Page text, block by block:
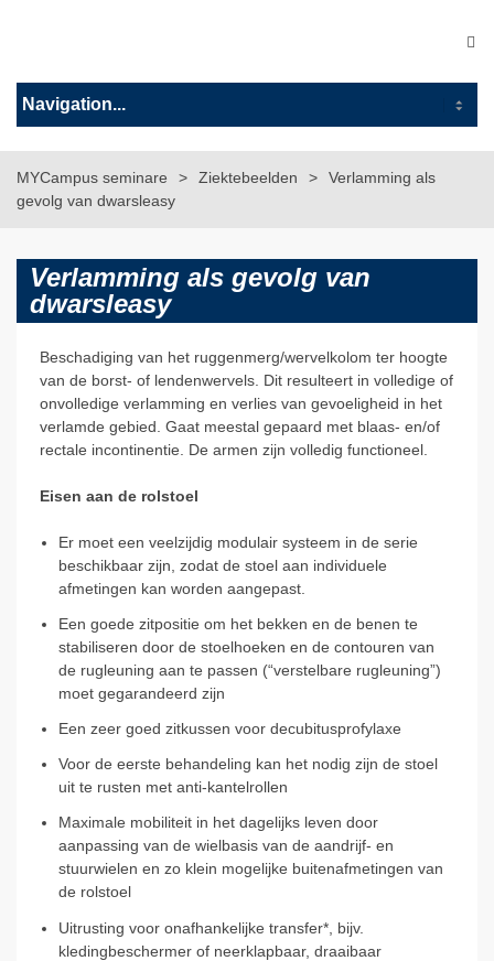
MYCampus seminare Ziektebeelden
Verlamming als
gevolg van dwarsleasy
Verlamming als gevolg van
dwarsleasy
Beschadiging van het ruggenmerg/wervelkolom ter hoogte
van de borst- of lendenwervels. Dit resulteert in volledige of
onvolledige verlamming en verlies van gevoeligheid in het
verlamde gebied. Gaat meestal gepaard met blaas- en/of
rectale incontinentie. De armen zijn volledig functioneel.
Eisen aan de rolstoel
Er moet een veelzijdig modulair systeem in de serie
beschikbaar zijn, zodat de stoel aan individuele
afmetingen kan worden aangepast.
Een goede zitpositie om het bekken en de benen te
stabiliseren door de stoelhoeken en de contouren van
de rugleuning aan te passen (“verstelbare rugleuning”)
moet gegarandeerd zijn
Een zeer goed zitkussen voor decubitusprofylaxe
Voor de eerste behandeling kan het nodig zijn de stoel
uit te rusten met anti-kantelrollen
Maximale mobiliteit in het dagelijks leven door
aanpassing van de wielbasis van de aandrijf- en
stuurwielen en zo klein mogelijke buitenafmetingen van
de rolstoel
Uitrusting voor onafhankelijke transfer*, bijv.
kledingbeschermer of neerklapbaar, draaibaar